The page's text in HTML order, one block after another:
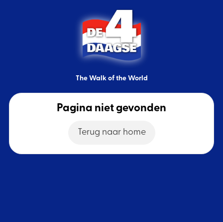
The Walk of the World
Pagina niet gevonden
Terug naar home